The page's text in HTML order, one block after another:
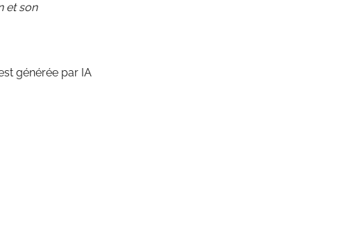
et son
générée par IA